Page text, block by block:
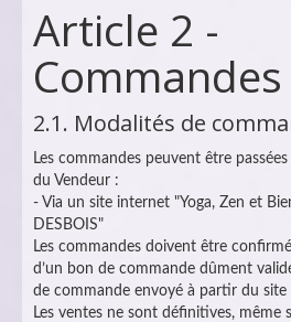
Article 2 -
Commandes
2.1. Modalités de
Les commandes peuvent être
du Vendeur :
- Via un site internet "Yoga, Zen et
DESBOIS"
Les commandes doivent être
d’un bon de commande dûment
de commande envoyé à partir du
Les ventes ne sont définitives, même